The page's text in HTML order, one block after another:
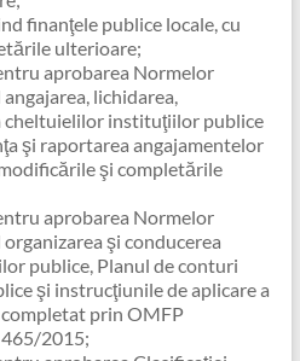
finanţele publice locale, cu
ulterioare;
aprobarea Normelor
lichidarea,
cheltuielilor instituţiilor publice
şi raportarea angajamentelor
şi completările
aprobarea Normelor
şi conducerea
publice, Planul de conturi
şi instrucţiunile de aplicare a
prin OMFP
2015;